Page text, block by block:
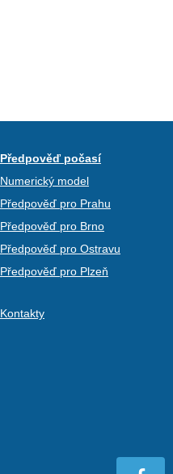
Předpověď počasí
Numerický model
Předpověď pro Prahu
Předpověď pro Brno
Předpověď pro Ostravu
Předpověď pro Plzeň
Kontakty